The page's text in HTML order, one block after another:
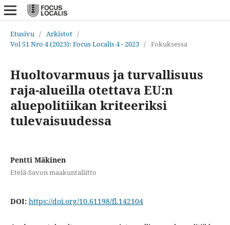
Etusivu / Arkistot /
Vol 51 Nro 4 (2023): Focus Localis 4 - 2023 / Fokuksessa
Huoltovarmuus ja turvallisuus
raja-alueilla otettava EU:n
aluepolitiikan kriteeriksi
tulevaisuudessa
Pentti Mäkinen
Etelä-Savon maakuntaliitto
DOI: https://doi.org/10.61198/fl.142104